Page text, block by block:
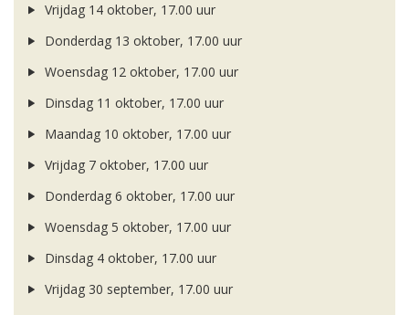
Vrijdag 14 oktober, 17.00 uur
Donderdag 13 oktober, 17.00 uur
Woensdag 12 oktober, 17.00 uur
Dinsdag 11 oktober, 17.00 uur
Maandag 10 oktober, 17.00 uur
Vrijdag 7 oktober, 17.00 uur
Donderdag 6 oktober, 17.00 uur
Woensdag 5 oktober, 17.00 uur
Dinsdag 4 oktober, 17.00 uur
Vrijdag 30 september, 17.00 uur